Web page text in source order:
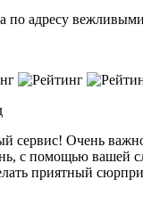
по адресу
сервис! Очень
с помощью вашей
приятный